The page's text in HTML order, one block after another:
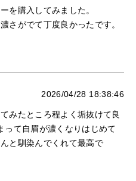
を購入してみました。
さがでて丁度良かったです。
2026/04/28 18:38:46
みたところ程よく垢抜けて良
って自眉が濃くなりはじめて
と馴染んでくれて最高で